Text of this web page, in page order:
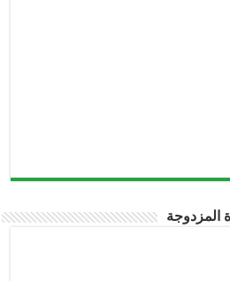
المزدوجة